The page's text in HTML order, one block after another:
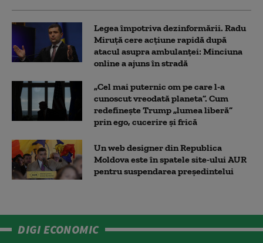
Legea împotriva dezinformării. Radu
Miruță cere acțiune rapidă după
atacul asupra ambulanței: Minciuna
online a ajuns în stradă
„Cel mai puternic om pe care l-a
cunoscut vreodată planeta”. Cum
redefinește Trump „lumea liberă”
prin ego, cucerire și frică
Un web designer din Republica
Moldova este în spatele site-ului AUR
pentru suspendarea președintelui
DIGI ECONOMIC